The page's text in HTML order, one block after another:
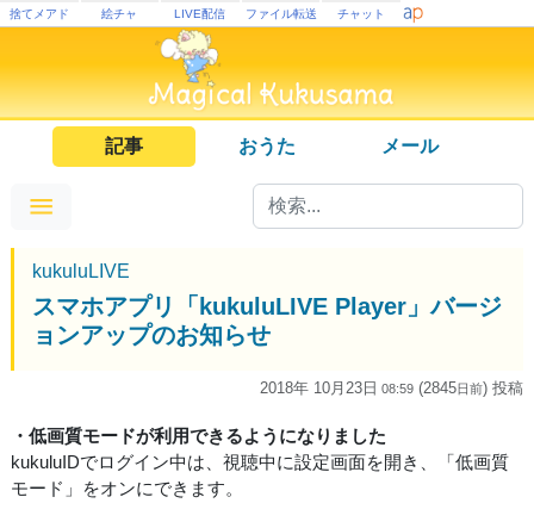
捨てメアド 絵チャ LIVE配信 ファイル転送 チャット
記事 おうた メール
kukuluLIVE
スマホアプリ「kukuluLIVE Player」バージ
ョンアップのお知らせ
2018年 10月23日 08:59 (2845日前) 投稿
・低画質モードが利用できるようになりました
kukuluIDでログイン中は、視聴中に設定画面を開き、「低画質
モード」をオンにできます。